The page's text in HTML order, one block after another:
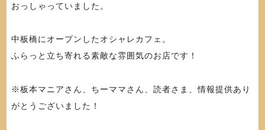
おっしゃっていました。
中板橋にオープンしたオシャレカフェ。
ふらっと立ち寄れる素敵な雰囲気のお店です！
※板本マニアさん、ちーママさん、読者さま、情報提供あり
がとうございました！